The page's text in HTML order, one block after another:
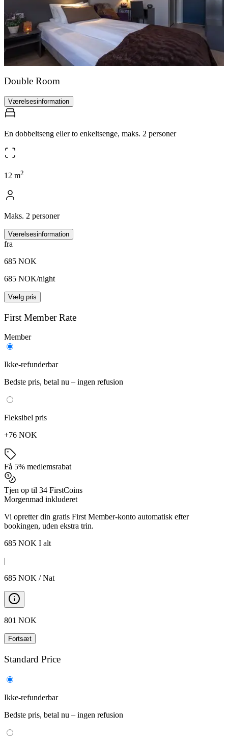
Double Room
Værelsesinformation
En dobbeltseng eller to enkeltsenge, maks. 2 personer
12 m2
Maks. 2 personer
Værelsesinformation
fra
685 NOK
685 NOK/night
Vælg pris
First Member Rate
Member
Ikke-refunderbar
Bedste pris, betal nu – ingen refusion
Fleksibel pris
+76 NOK
Få 5% medlemsrabat
Tjen op til 34 FirstCoins
Morgenmad inkluderet
Vi opretter din gratis First Member-konto automatisk efter
bookingen, uden ekstra trin.
685 NOK I alt
|
685 NOK / Nat
801 NOK
Fortsæt
Standard Price
Ikke-refunderbar
Bedste pris, betal nu – ingen refusion